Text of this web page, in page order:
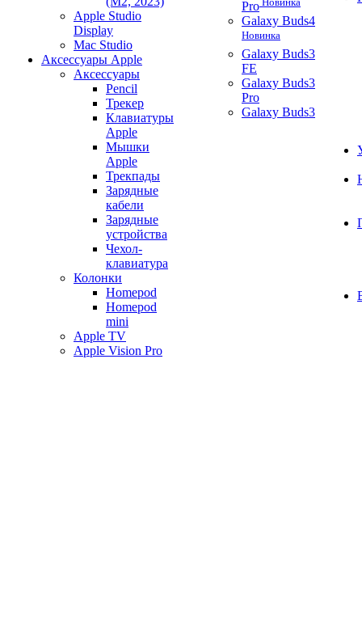
Apple Studio
Display
Mac Studio
Аксессуары Apple
Аксессуары
Pencil
Трекер
Клавиатуры
Apple
Мышки
Apple
Трекпады
Зарядные
кабели
Зарядные
устройства
Чехол-
клавиатура
Колонки
Homepod
Homepod
mini
Apple TV
Apple Vision Pro
Pro
Galaxy Buds4
Новинка
Galaxy Buds3
FE
Galaxy Buds3
Pro
Galaxy Buds3